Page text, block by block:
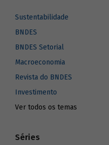
Sustentabilidade
BNDES
BNDES Setorial
Macroeconomia
Revista do BNDES
Investimento
Ver todos os temas
Séries